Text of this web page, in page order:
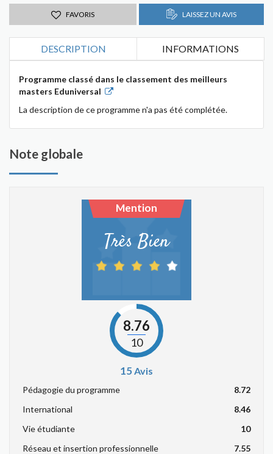
FAVORIS LAISSEZ UN AVIS
DESCRIPTION INFORMATIONS
Programme classé dans le classement des meilleurs
masters Eduniversal
La description de ce programme n'a pas été complétée.
Note globale
Mention
Très Bien
8.76
10
15Avis
Pédagogie du programme
8.72
International
8.46
Vie étudiante
10
Réseau et insertion professionnelle
7.55